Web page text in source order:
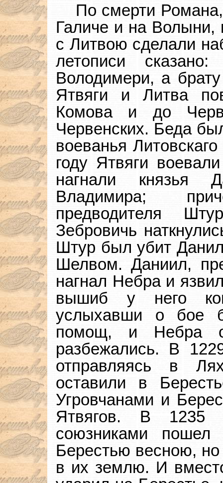
По смерти
Галиче и на Волыни,
с Литвою сделали
летописи
Володимери, а
Ятвяги и Литва
Комова и до
Червенских. Беда
воеванья
году Ятвяги
нагнали князья
Владимира;
предводителя
Зебровичь
Штур был убит
Шелвом. Даниил,
нагнал Небра и
вышиб у него
услыхавши о бое
помощ, и Небра
разбежались. В
отправляясь в
оставили в
Угровчанами и
Ятвягов. В 1235
союзниками
Берестью весною,
в их землю. И